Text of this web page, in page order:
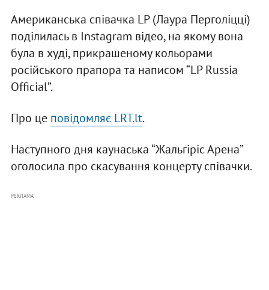
Американська співачка LP (Лаура Перголіцці)
поділилась в Instagram відео, на якому вона
була в худі, прикрашеному кольорами
російського прапора та написом “LP Russia
Official”.
Про це повідомляє LRT.lt.
Наступного дня каунаська “Жальгіріс Арена”
оголосила про скасування концерту співачки.
РЕКЛАМА